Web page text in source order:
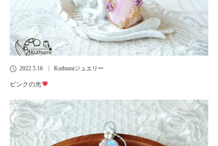
2022.5.16 Kuthumiジュエリー
ピンクの光